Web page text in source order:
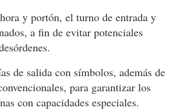
y portón, el turno de entrada y
a fin de evitar potenciales
de salida con símbolos, además de
para garantizar los
con capacidades especiales.